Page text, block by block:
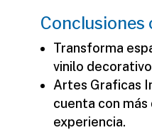
Conclusiones
Transforma
vinilo decorativo
Artes Graficas
cuenta con más
experiencia.